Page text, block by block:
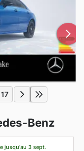
17
Benz
jusqu'au 3 sept.